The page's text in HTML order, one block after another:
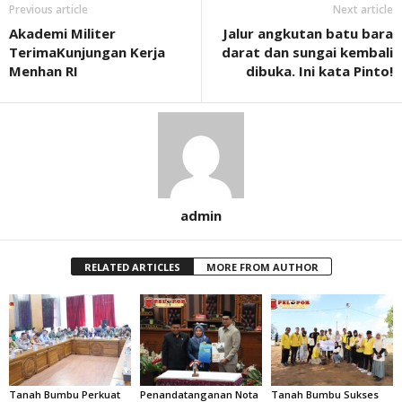
Previous article
Akademi Militer
TerimaKunjungan Kerja
Menhan RI
Next article
Jalur angkutan batu bara
darat dan sungai kembali
dibuka. Ini kata Pinto!
admin
RELATED ARTICLES MORE FROM AUTHOR
Tanah Bumbu Perkuat
Penandatanganan Nota
Tanah Bumbu Sukses